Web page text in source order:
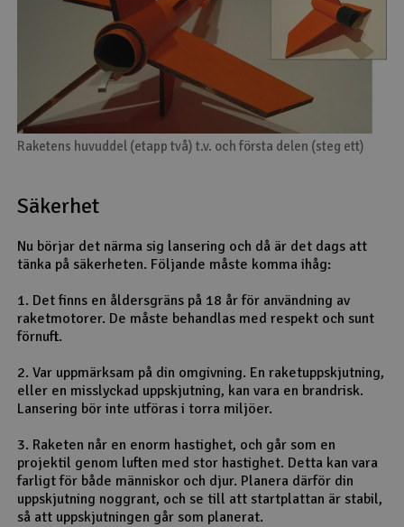
Raketens huvuddel (etapp två) t.v. och första delen (steg ett)
Säkerhet
Nu börjar det närma sig lansering och då är det dags att
tänka på säkerheten. Följande måste komma ihåg:
1. Det finns en åldersgräns på 18 år för användning av
raketmotorer. De måste behandlas med respekt och sunt
förnuft.
2. Var uppmärksam på din omgivning. En raketuppskjutning,
eller en misslyckad uppskjutning, kan vara en brandrisk.
Lansering bör inte utföras i torra miljöer.
3. Raketen når en enorm hastighet, och går som en
projektil genom luften med stor hastighet. Detta kan vara
farligt för både människor och djur. Planera därför din
uppskjutning noggrant, och se till att startplattan är stabil,
så att uppskjutningen går som planerat.